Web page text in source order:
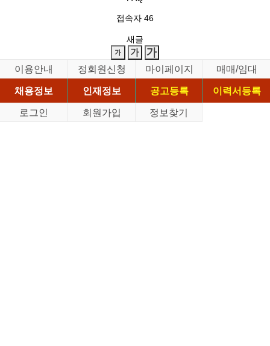
접속자 46
새글
이용안내 정회원신청 마이페이지
매매/임대
채용정보
인재정보 공고등록
이력서등록
로그인
회원가입 정보찾기